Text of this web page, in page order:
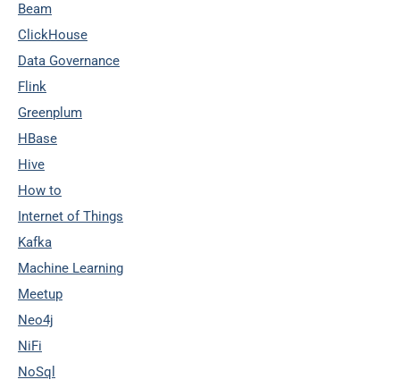
Beam
ClickHouse
Data Governance
Flink
Greenplum
HBase
Hive
How to
Internet of Things
Kafka
Machine Learning
Meetup
Neo4j
NiFi
NoSql